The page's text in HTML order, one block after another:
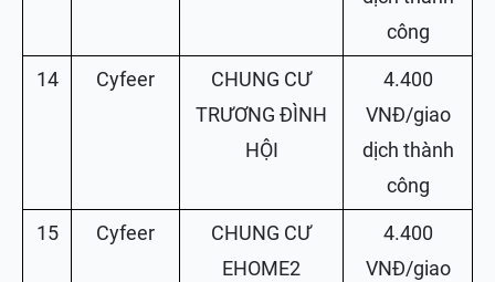
công
14 Cyfeer
CHUNG CƯ
TRƯƠNG ĐÌNH
HỘI
4.400
VNĐ/giao
dịch thành
công
15 Cyfeer
CHUNG CƯ
EHOME2
4.400
VNĐ/giao